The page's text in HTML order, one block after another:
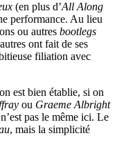
(en plus d’All Along
performance. Au lieu
ou autres bootlegs
ont fait de ses
filiation avec
est bien établie, si on
ou Graeme Albright
pas le même ici. Le
, mais la simplicité